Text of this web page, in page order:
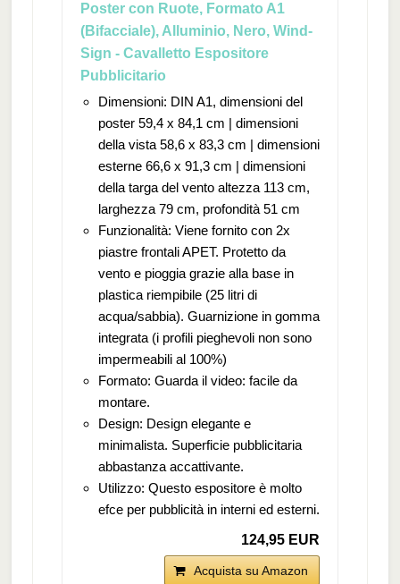
Poster con Ruote, Formato A1
(Bifacciale), Alluminio, Nero, Wind-
Sign - Cavalletto Espositore
Pubblicitario
Dimensioni: DIN A1, dimensioni del
poster 59,4 x 84,1 cm | dimensioni
della vista 58,6 x 83,3 cm | dimensioni
esterne 66,6 x 91,3 cm | dimensioni
della targa del vento altezza 113 cm,
larghezza 79 cm, profondità 51 cm
Funzionalità: Viene fornito con 2x
piastre frontali APET. Protetto da
vento e pioggia grazie alla base in
plastica riempibile (25 litri di
acqua/sabbia). Guarnizione in gomma
integrata (i profili pieghevoli non sono
impermeabili al 100%)
Formato: Guarda il video: facile da
montare.
Design: Design elegante e
minimalista. Superficie pubblicitaria
abbastanza accattivante.
Utilizzo: Questo espositore è molto
efce per pubblicità in interni ed esterni.
124,95 EUR
Acquista su Amazon